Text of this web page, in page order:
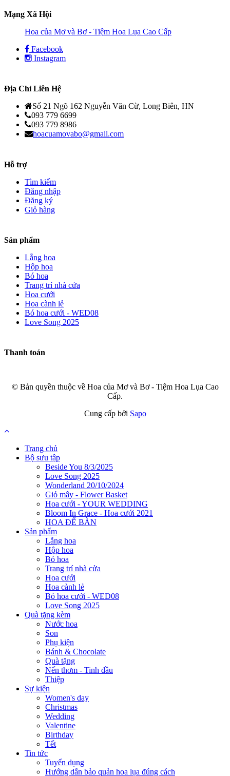
Mạng Xã Hội
Hoa của Mơ và Bơ - Tiệm Hoa Lụa Cao Cấp
Facebook
Instagram
Địa Chỉ Liên Hệ
Số 21 Ngõ 162 Nguyễn Văn Cừ, Long Biên, HN
093 779 6699
093 779 8986
hoacuamovabo@gmail.com
Hỗ trợ
Tìm kiếm
Đăng nhập
Đăng ký
Giỏ hàng
Sản phẩm
Lẵng hoa
Hộp hoa
Bó hoa
Trang trí nhà cửa
Hoa cưới
Hoa cành lẻ
Bó hoa cưới - WED08
Love Song 2025
Thanh toán
© Bản quyền thuộc về Hoa của Mơ và Bơ - Tiệm Hoa Lụa Cao
Cấp.
Cung cấp bởi Sapo
Trang chủ
Bộ sưu tập
Beside You 8/3/2025
Love Song 2025
Wonderland 20/10/2024
Giỏ mây - Flower Basket
Hoa cưới - YOUR WEDDING
Bloom In Grace - Hoa cưới 2021
HOA ĐỂ BÀN
Sản phẩm
Lẵng hoa
Hộp hoa
Bó hoa
Trang trí nhà cửa
Hoa cưới
Hoa cành lẻ
Bó hoa cưới - WED08
Love Song 2025
Quà tặng kèm
Nước hoa
Son
Phụ kiện
Bánh & Chocolate
Quà tặng
Nến thơm - Tinh dầu
Thiệp
Sự kiện
Women's day
Christmas
Wedding
Valentine
Birthday
Tết
Tin tức
Tuyển dụng
Hướng dẫn bảo quản hoa lụa đúng cách